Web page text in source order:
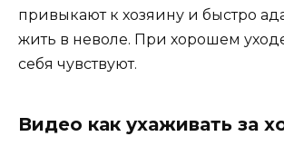
привыкают к хозяину и быстро
жить в неволе. При хорошем
себя чувствуют.
Видео как ухаживать за